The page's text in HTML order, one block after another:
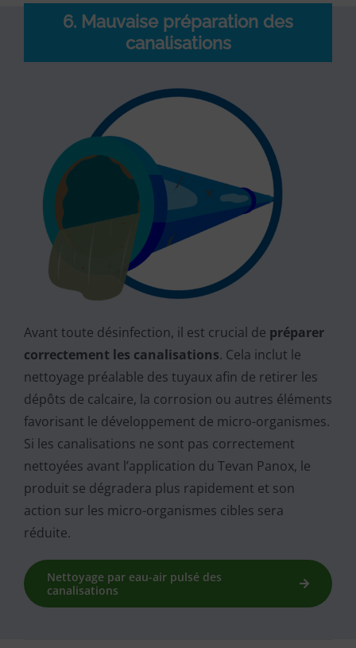
6. Mauvaise préparation des
canalisations
Avant toute désinfection, il est crucial de préparer
correctement les canalisations. Cela inclut le
nettoyage préalable des tuyaux afin de retirer les
dépôts de calcaire, la corrosion ou autres éléments
favorisant le développement de micro-organismes.
Si les canalisations ne sont pas correctement
nettoyées avant l’application du Tevan Panox, le
produit se dégradera plus rapidement et son
action sur les micro-organismes cibles sera
réduite.
Nettoyage par eau-air pulsé des
canalisations